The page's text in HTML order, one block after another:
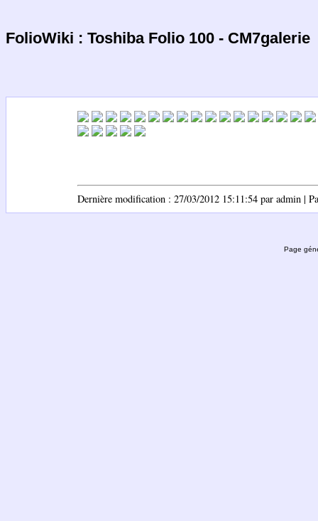
FolioWiki : Toshiba Folio 100 - CM7galerie
Dernière modification : 27/03/2012 15:11:54 par admin |
Page